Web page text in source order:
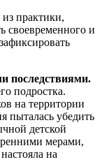
практики,
своевременного и
последствиями.
подростка.
на территории
пыталась убедить
детской
мерами,
на